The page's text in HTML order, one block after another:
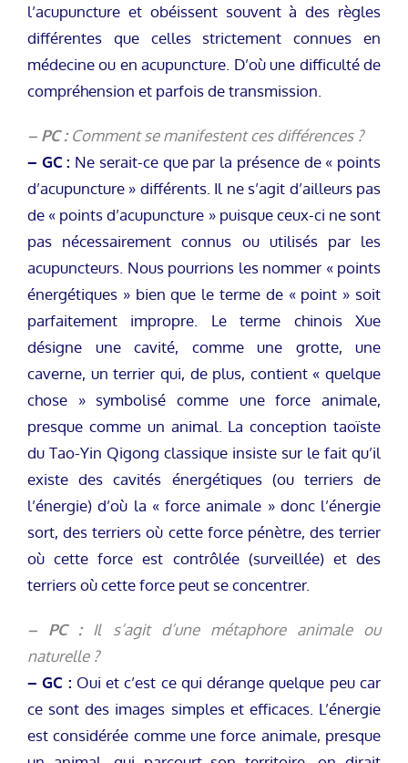
l’acupuncture et obéissent souvent à des règles
différentes que celles strictement connues en
médecine ou en acupuncture. D’où une difficulté de
compréhension et parfois de transmission.
– PC : Comment se manifestent ces différences ?
– GC : Ne serait-ce que par la présence de « points
d’acupuncture » différents. Il ne s’agit d’ailleurs pas
de « points d’acupuncture » puisque ceux-ci ne sont
pas nécessairement connus ou utilisés par les
acupuncteurs. Nous pourrions les nommer « points
énergétiques » bien que le terme de « point » soit
parfaitement impropre. Le terme chinois Xue
désigne une cavité, comme une grotte, une
caverne, un terrier qui, de plus, contient « quelque
chose » symbolisé comme une force animale,
presque comme un animal. La conception taoïste
du Tao-Yin Qigong classique insiste sur le fait qu’il
existe des cavités énergétiques (ou terriers de
l’énergie) d’où la « force animale » donc l’énergie
sort, des terriers où cette force pénètre, des terrier
où cette force est contrôlée (surveillée) et des
terriers où cette force peut se concentrer.
– PC : Il s’agit d’une métaphore animale ou
naturelle ?
– GC : Oui et c’est ce qui dérange quelque peu car
ce sont des images simples et efficaces. L’énergie
est considérée comme une force animale, presque